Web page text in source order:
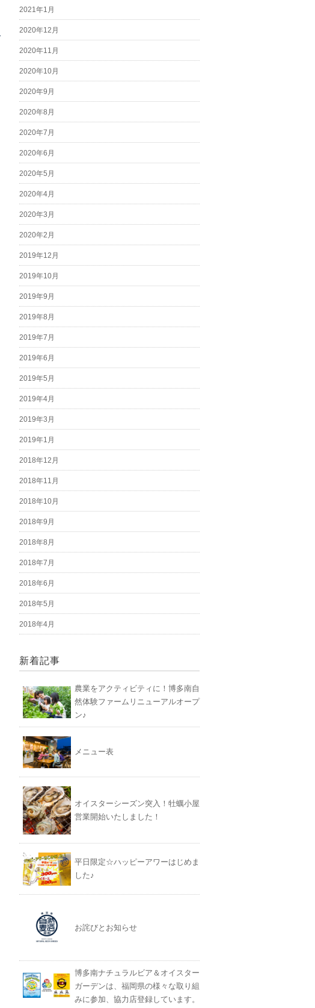
2021年1月
2020年12月
2020年11月
2020年10月
2020年9月
2020年8月
2020年7月
2020年6月
2020年5月
2020年4月
2020年3月
2020年2月
2019年12月
2019年10月
2019年9月
2019年8月
2019年7月
2019年6月
2019年5月
2019年4月
2019年3月
2019年1月
2018年12月
2018年11月
2018年10月
2018年9月
2018年8月
2018年7月
2018年6月
2018年5月
2018年4月
新着記事
農業をアクティビティに！博多南自
然体験ファームリニューアルオープ
ン♪
メニュー表
オイスターシーズン突入！牡蠣小屋
営業開始いたしました！
平日限定☆ハッピーアワーはじめま
した♪
お詫びとお知らせ
博多南ナチュラルビア＆オイスター
ガーデンは、福岡県の様々な取り組
みに参加、協力店登録しています。